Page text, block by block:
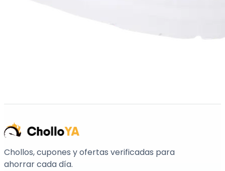
Chollos, cupones y ofertas verificadas para
ahorrar cada día.